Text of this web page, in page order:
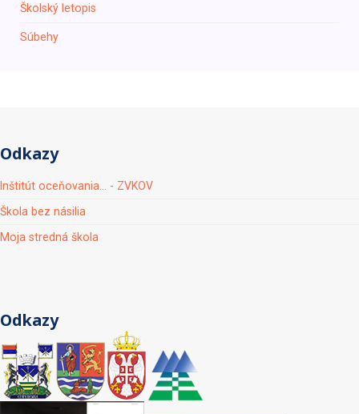
Školský letopis
Súbehy
Odkazy
Inštitút oceňovania... - ZVKOV
Škola bez násilia
Moja stredná škola
Odkazy